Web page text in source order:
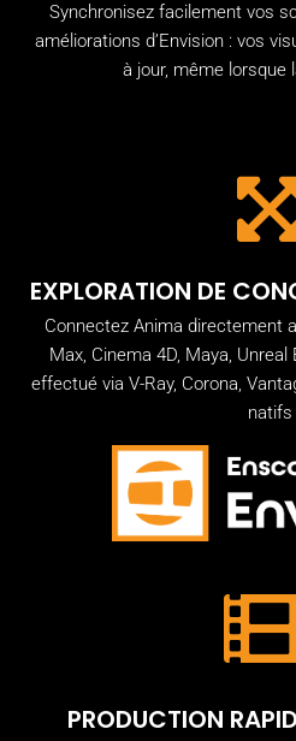
Synchronisez facilement vos
améliorations d’Envision : vos
à jour, même lorsque
EXPLORATION DE
Connectez Anima directement
Max, Cinema 4D, Maya,
effectué via V-Ray, Corona,
natifs
PRODUCTION